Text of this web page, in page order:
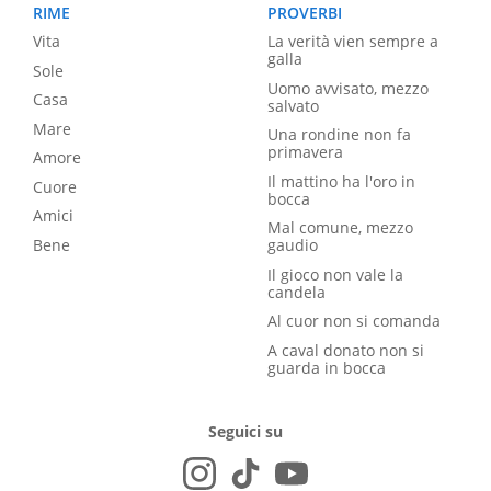
RIME
Vita
Sole
Casa
Mare
Amore
Cuore
Amici
Bene
PROVERBI
La verità vien sempre a
galla
Uomo avvisato, mezzo
salvato
Una rondine non fa
primavera
Il mattino ha l'oro in
bocca
Mal comune, mezzo
gaudio
Il gioco non vale la
candela
Al cuor non si comanda
A caval donato non si
guarda in bocca
Seguici su